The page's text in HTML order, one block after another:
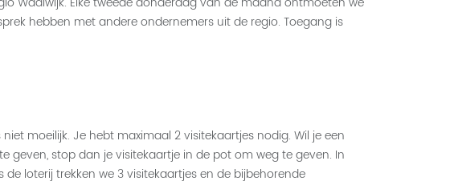
hebben met andere ondernemers uit de regio. Toegang is
moeilijk. Je hebt maximaal 2 visitekaartjes nodig. Wil je een
geven, stop dan je visitekaartje in de pot om weg te geven. In
loterij trekken we 3 visitekaartjes en de bijbehorende